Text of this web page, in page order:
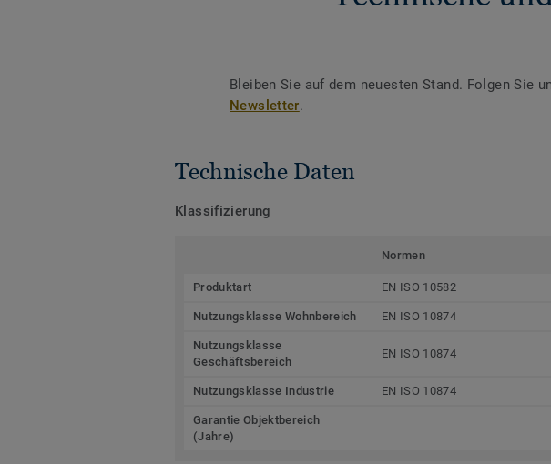
Bleiben Sie auf dem neuesten Stand. Folgen Sie
Newsletter.
Technische Daten
Klassifizierung
Normen
Produktart EN ISO 10582
Nutzungsklasse Wohnbereich EN ISO 10874
Nutzungsklasse
Geschäftsbereich
EN ISO 10874
Nutzungsklasse Industrie EN ISO 10874
Garantie Objektbereich
(Jahre)
-